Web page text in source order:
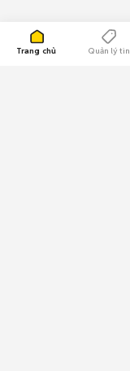
Trang chủ Quản lý tin